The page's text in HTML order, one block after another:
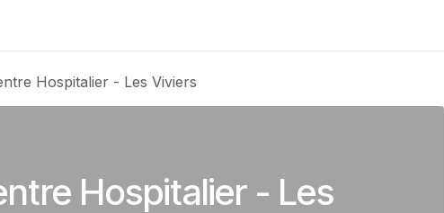
Hospitalier - Les Viviers
Hospitalier - Les